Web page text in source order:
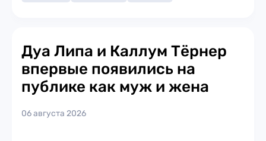
Дуа Липа и Каллум Тёрнер
впервые появились на
публике как муж и жена
06 августа 2026